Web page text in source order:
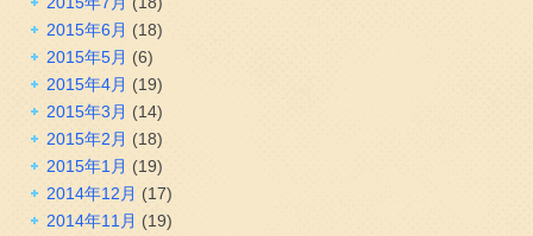
2015年6月 (18)
2015年5月 (6)
2015年4月 (19)
2015年3月 (14)
2015年2月 (18)
2015年1月 (19)
2014年12月 (17)
2014年11月 (19)